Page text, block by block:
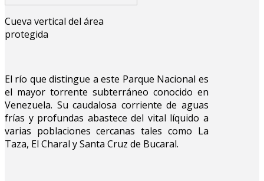
Cueva vertical del área
protegida
El río que distingue a este Parque Nacional es
el mayor torrente subterráneo conocido en
Venezuela. Su caudalosa corriente de aguas
frías y profundas abastece del vital líquido a
varias poblaciones cercanas tales como La
Taza, El Charal y Santa Cruz de Bucaral.